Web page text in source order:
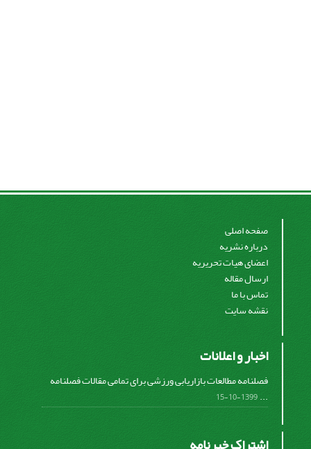
صفحه اصلی
درباره نشریه
اعضای هیات تحریریه
ارسال مقاله
تماس با ما
نقشه سایت
اخبار و اعلانات
فصلنامه مطالعات بازاریابی ورزشی برای تمامی مقالات فصلنامه
...
1399-10-15